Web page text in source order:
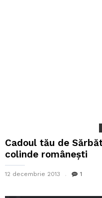
Cadoul tău de
colinde românești
12 decembrie 2013 1